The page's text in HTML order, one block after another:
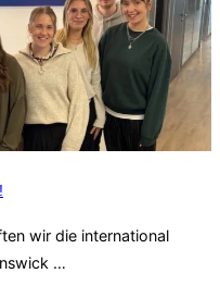
wir die international
…